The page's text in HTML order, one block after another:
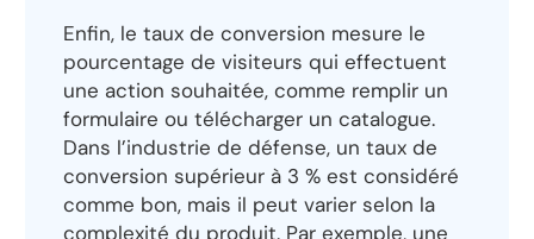
Enfin, le taux de conversion mesure le
pourcentage de visiteurs qui effectuent
une action souhaitée, comme remplir un
formulaire ou télécharger un catalogue.
Dans l’industrie de défense, un taux de
conversion supérieur à 3 % est considéré
comme bon, mais il peut varier selon la
complexité du produit. Par exemple, une